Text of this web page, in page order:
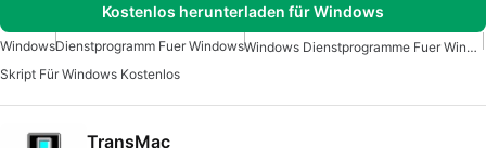
Kostenlos herunterladen für Windows
WindowsDienstprogramm Fuer Windows
Windows Dienstprogramme Fuer Windows 10
Skript Für Windows Kostenlos
TransMac